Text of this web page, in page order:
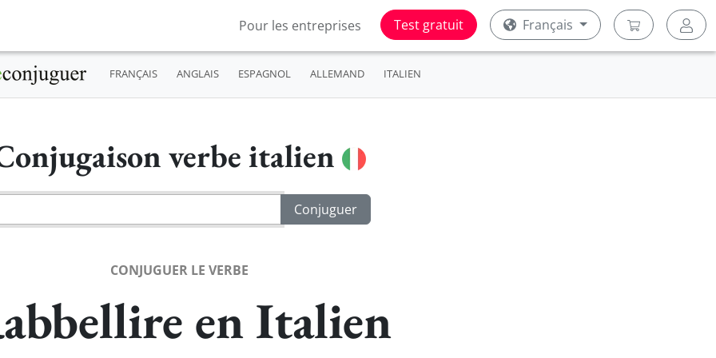
Pour les entreprises Test gratuit Français
FRANÇAIS ANGLAIS ESPAGNOL ALLEMAND ITALIEN
verbe italien
CONJUGUER LE VERBE
en Italien